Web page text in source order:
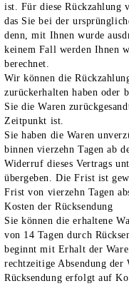
ist. Für diese Rückzahlung
das Sie bei der
denn, mit Ihnen wurde
keinem Fall werden Ihnen
berechnet.
Wir können die
zurückerhalten haben oder
Sie die Waren
Zeitpunkt ist.
Sie haben die Waren
binnen vierzehn Tagen ab
Widerruf dieses Vertrags
übergeben. Die Frist ist
Frist von vierzehn Tagen
Kosten der Rücksendung
Sie können die erhaltene
von 14 Tagen durch
beginnt mit Erhalt der
rechtzeitige Absendung der
Rücksendung erfolgt auf